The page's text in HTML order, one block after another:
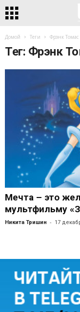
Домой Теги Фрэнк Томас
Тег: Фрэнк
Мечта – это
мультфильму
Никита Тришин - 17